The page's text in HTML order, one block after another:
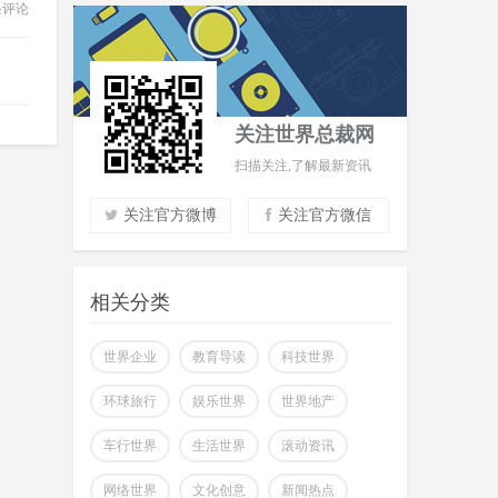
论
关注世界总裁网
扫描关注,了解最新资讯
关注官方微博 关注官方微信
掌握市场风云动态
改变你所看到的世界
相关分类
世界企业 教育导读 科技世界
环球旅行 娱乐世界 世界地产
车行世界 生活世界 滚动资讯
网络世界 文化创意 新闻热点